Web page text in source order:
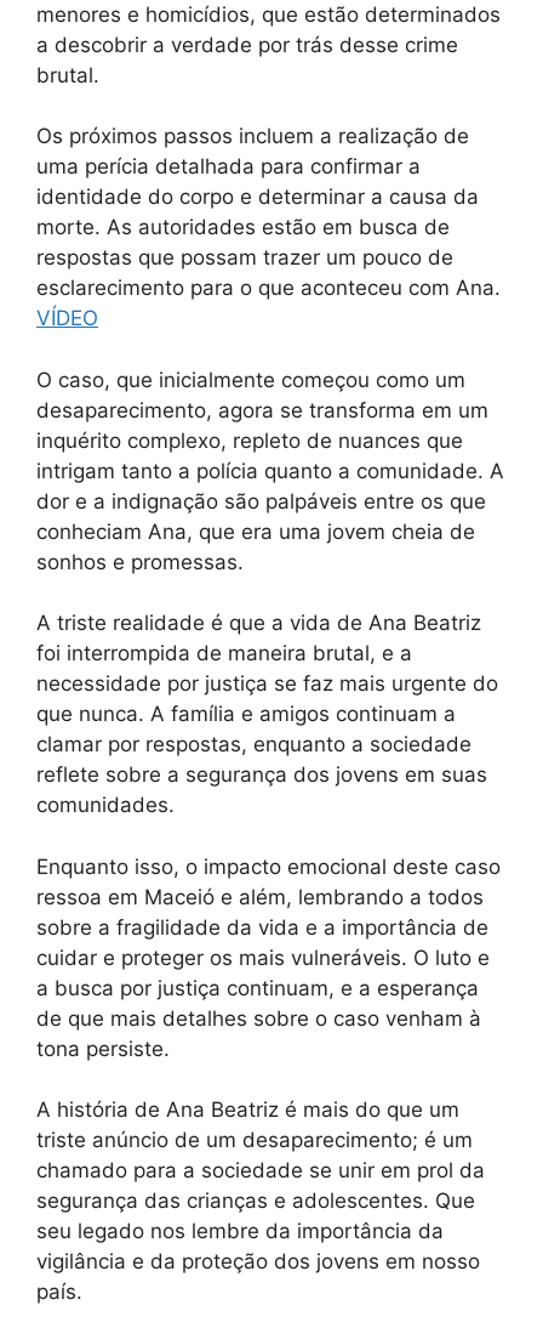
menores e homicídios, que estão determinados
a descobrir a verdade por trás desse crime
brutal.
Os próximos passos incluem a realização de
uma perícia detalhada para confirmar a
identidade do corpo e determinar a causa da
morte. As autoridades estão em busca de
respostas que possam trazer um pouco de
esclarecimento para o que aconteceu com Ana.
VÍDEO
O caso, que inicialmente começou como um
desaparecimento, agora se transforma em um
inquérito complexo, repleto de nuances que
intrigam tanto a polícia quanto a comunidade. A
dor e a indignação são palpáveis entre os que
conheciam Ana, que era uma jovem cheia de
sonhos e promessas.
A triste realidade é que a vida de Ana Beatriz
foi interrompida de maneira brutal, e a
necessidade por justiça se faz mais urgente do
que nunca. A família e amigos continuam a
clamar por respostas, enquanto a sociedade
reflete sobre a segurança dos jovens em suas
comunidades.
Enquanto isso, o impacto emocional deste caso
ressoa em Maceió e além, lembrando a todos
sobre a fragilidade da vida e a importância de
cuidar e proteger os mais vulneráveis. O luto e
a busca por justiça continuam, e a esperança
de que mais detalhes sobre o caso venham à
tona persiste.
A história de Ana Beatriz é mais do que um
triste anúncio de um desaparecimento; é um
chamado para a sociedade se unir em prol da
segurança das crianças e adolescentes. Que
seu legado nos lembre da importância da
vigilância e da proteção dos jovens em nosso
país.